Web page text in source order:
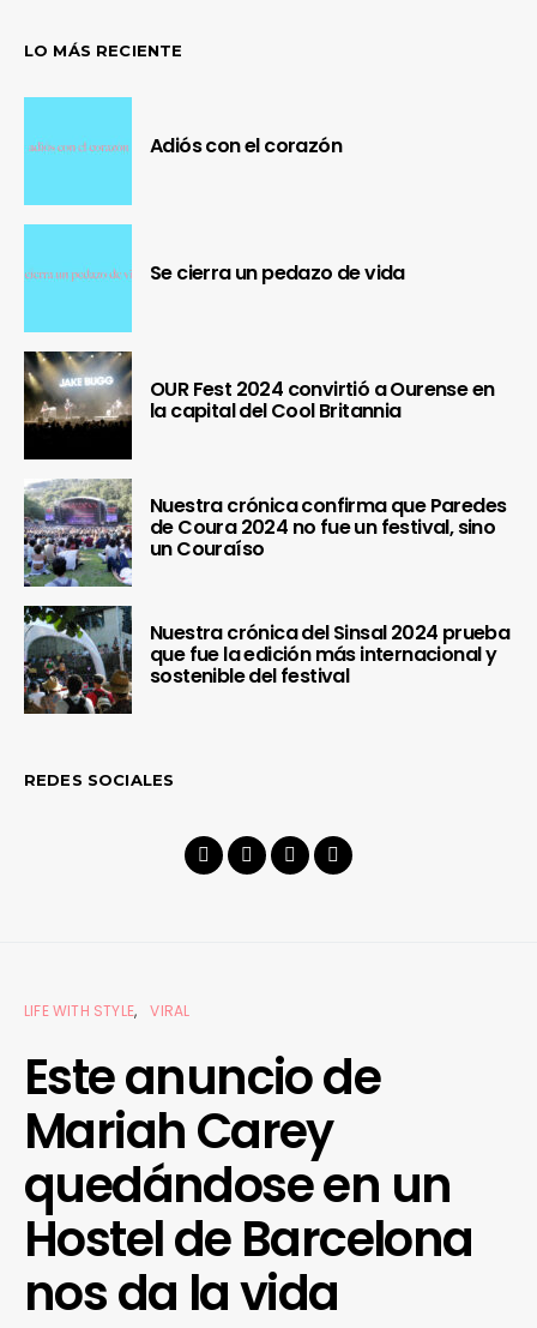
LO MÁS RECIENTE
Adiós con el corazón
Se cierra un pedazo de vida
OUR Fest 2024 convirtió a Ourense en
la capital del Cool Britannia
Nuestra crónica confirma que Paredes
de Coura 2024 no fue un festival, sino
un Couraíso
Nuestra crónica del Sinsal 2024 prueba
que fue la edición más internacional y
sostenible del festival
REDES SOCIALES
LIFE WITH STYLE VIRAL
Este anuncio de
Mariah Carey
quedándose en un
Hostel de Barcelona
nos da la vida